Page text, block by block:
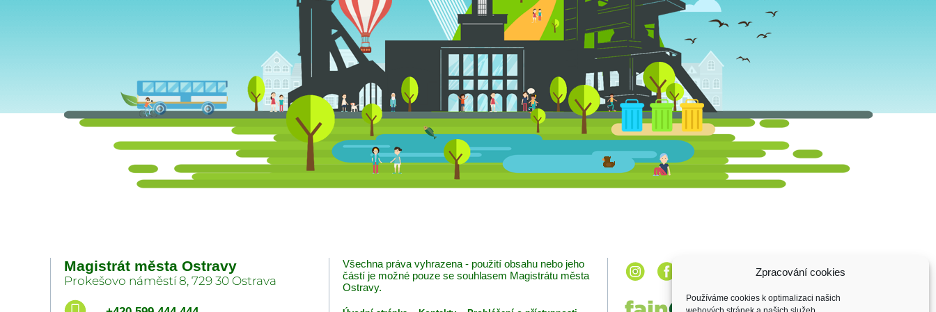
Zpracování cookies
Používáme cookies k optimalizaci našich
Magistrát města Ostravy
Prokešovo náměstí 8, 729 30 Ostrava
Všechna práva vyhrazena - použití obsahu nebo jeho
částí je možné pouze se souhlasem Magistrátu města
Ostravy.